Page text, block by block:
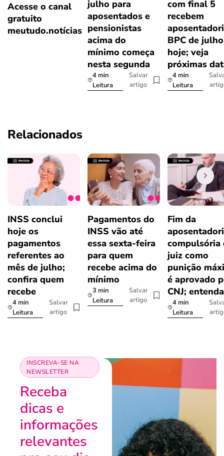
Acesse o canal
gratuito
meutudo.notícias
julho para
aposentados e
pensionistas
acima do
mínimo começa
nesta segunda
4 min
Leitura
Salvar
artigo
com final 5
recebem
BPC de julho
hoje; veja
próximas
4 min
Leitura
Relacionados
INSS conclui
hoje os
pagamentos
referentes ao
mês de julho;
confira quem
recebe
4 min
Leitura
Salvar
artigo
Pagamentos do
INSS vão até
essa sexta-feira
para quem
recebe acima do
mínimo
3 min
Leitura
Salvar
artigo
Fim da
compulsória
juiz como
punição
é aprovado
CNJ; entenda
4 min
Leitura
INSCREVA-SE NA
NEWSLETTER
Receba
dicas e
informações
relevantes